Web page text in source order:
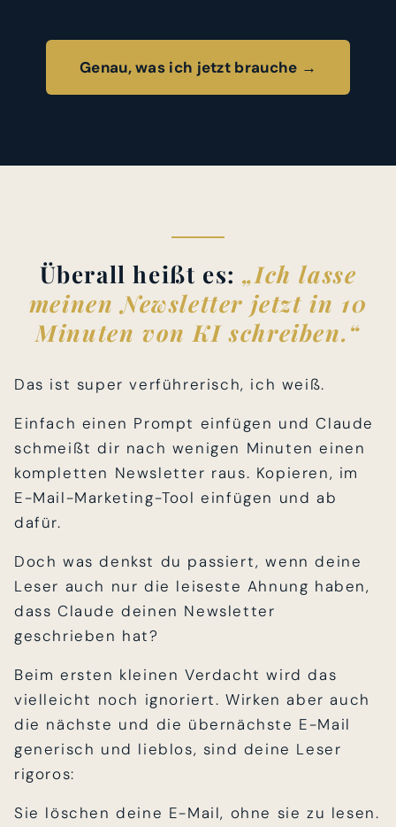
Genau, was ich jetzt brauche →
Überall heißt es:„Ich lasse
meinen Newsletter jetzt in 10
Minuten von KI schreiben.“
Das ist super verführerisch, ich weiß.
Einfach einen Prompt einfügen und Claude
schmeißt dir nach wenigen Minuten einen
kompletten Newsletter raus. Kopieren, im
E-Mail-Marketing-Tool einfügen und ab
dafür.
Doch was denkst du passiert, wenn deine
Leser auch nur die leiseste Ahnung haben,
dass Claude deinen Newsletter
geschrieben hat?
Beim ersten kleinen Verdacht wird das
vielleicht noch ignoriert. Wirken aber auch
die nächste und die übernächste E-Mail
generisch und lieblos, sind deine Leser
rigoros:
Sie löschen deine E-Mail, ohne sie zu lesen.